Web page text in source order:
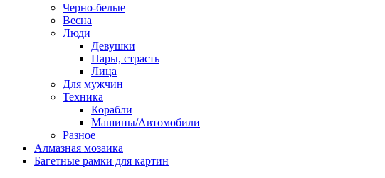
Черно-белые
Весна
Люди
Девушки
Пары, страсть
Лица
Для мужчин
Техника
Корабли
Машины/Автомобили
Разное
Алмазная мозаика
Багетные рамки для картин